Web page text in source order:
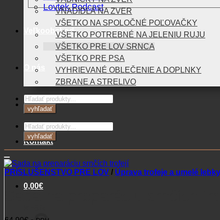
Lovtek Podcast
Veľkoobchod
O nás
Blog
Kontakt
0,00€
VNADIDLÁ NA ZVER
VŠETKO NA SPOLOČNÉ POĽOVAČKY
VŠETKO POTREBNÉ NA JELENIU RUJU
VŠETKO PRE LOV SRNCA
VŠETKO PRE PSA
VYHRIEVANÉ OBLEČENIE A DOPLNKY
ZBRANE A STRELIVO
Products
search
vyhľadať
Products
search
vyhľadať
PRÍSLUŠENSTVO PRE LOV / Úprava trofeje a umelé lebky